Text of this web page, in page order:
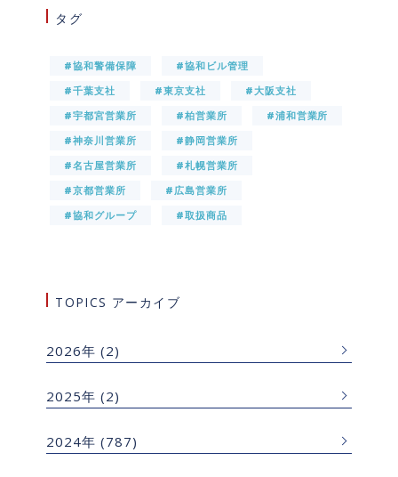
タグ
#協和警備保障
#協和ビル管理
#千葉支社
#東京支社
#大阪支社
#宇都宮営業所
#柏営業所
#浦和営業所
#神奈川営業所
#静岡営業所
#名古屋営業所
#札幌営業所
#京都営業所
#広島営業所
#協和グループ
#取扱商品
TOPICS アーカイブ
2026年 (2)
2025年 (2)
2024年 (787)